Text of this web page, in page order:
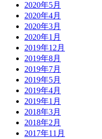
2020年5月
2020年4月
2020年3月
2020年1月
2019年12月
2019年8月
2019年7月
2019年5月
2019年4月
2019年1月
2018年3月
2018年2月
2017年11月